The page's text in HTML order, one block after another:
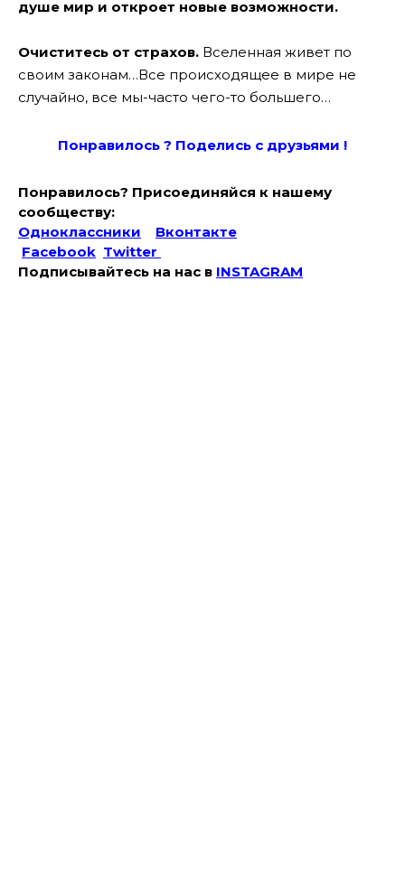
душе мир и откроет новые возможности.
Очиститесь от страхов. Вселенная живет по
своим законам…Все происходящее в мире не
случайно, все мы-часто чего-то большего…
Понравилось ? Поделись с друзьями !
Понравилось? Присоединяйся к нашему
сообществу:
Одноклассники
Вконтакте
Facebook Twitter
Подписывайтесь на наc в INSTAGRAM